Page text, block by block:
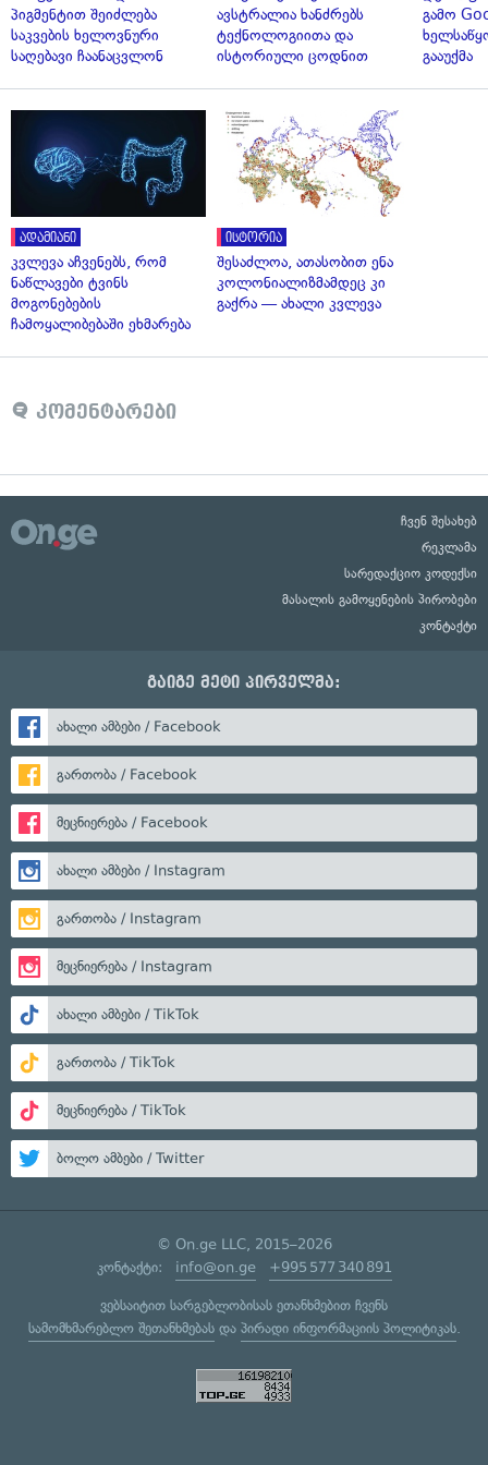
პიგმენტით შეიძლება
საკვების ხელოვნური
საღებავი ჩაანაცვლონ
ავსტრალია ხანძრებს
ტექნოლოგიითა და
ისტორიული ცოდნით
გამო
გააუქმა
ადამიანი
კვლევა აჩვენებს, რომ
ნაწლავები ტვინს
მოგონებების
ჩამოყალიბებაში ეხმარება
ისტორია
შესაძლოა, ათასობით ენა
კოლონიალიზმამდეც კი
გაქრა — ახალი კვლევა
კომენტარები
ჩვენ შესახებ
რეკლამა
სარედაქციო კოდექსი
მასალის გამოყენების პირობები
კონტაქტი
გაიგე მეტი პირველმა:
ახალი ამბები / Facebook
გართობა / Facebook
მეცნიერება / Facebook
ახალი ამბები / Instagram
გართობა / Instagram
მეცნიერება / Instagram
ახალი ამბები / TikTok
გართობა / TikTok
მეცნიერება / TikTok
ბოლო ამბები / Twitter
© On.ge LLC, 2015–2026
კონტაქტი: info@on.ge +995 577 340 891
ვებსაიტით სარგებლობისას ეთანხმებით ჩვენს
სამომხმარებლო შეთანხმებასდა პირადი ინფორმაციის პოლიტიკას.